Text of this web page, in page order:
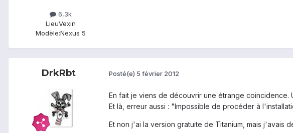
6,3k
LieuVexin
Modèle:Nexus 5
DrkRbt Posté(e) 5 février 2012
En fait je viens de découvrir une étrange coincidence.
Et là, erreur aussi : "Impossible de procéder à
Et non j'ai la version gratuite de Titanium, mais j'avais